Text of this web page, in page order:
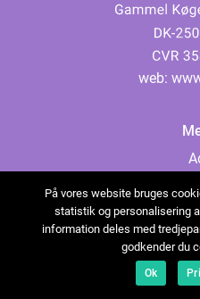
web:
På vores website bruges
statistik og personalisering
information deles med
godkender du
Ok